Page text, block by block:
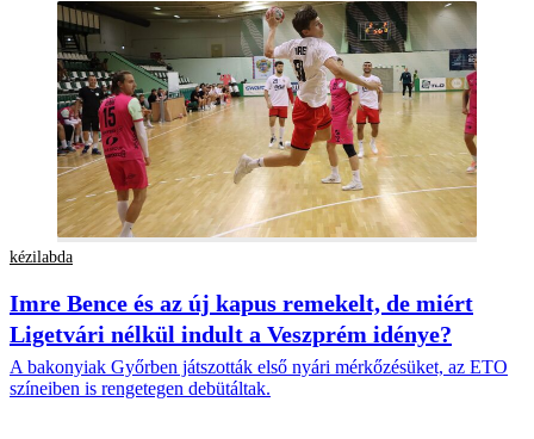
kézilabda
Imre Bence és az új kapus remekelt, de miért
Ligetvári nélkül indult a Veszprém idénye?
A bakonyiak Győrben játszották első nyári mérkőzésüket, az ETO
színeiben is rengetegen debütáltak.